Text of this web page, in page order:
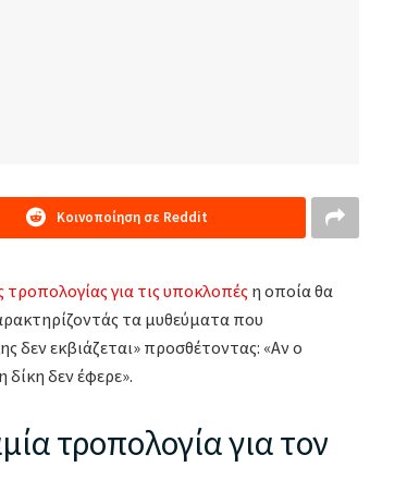
Κοινοποίηση σε Reddit
για τις υποκλοπές η οποία θα
τα μυθεύματα που
εκβιάζεται» προσθέτοντας: «Αν ο
δεν έφερε».
τροπολογία για τον